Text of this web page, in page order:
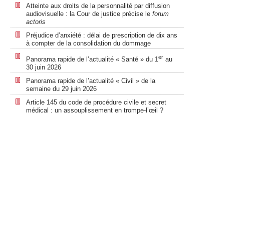
Atteinte aux droits de la personnalité par diffusion
audiovisuelle : la Cour de justice précise le forum
actoris
Préjudice d’anxiété : délai de prescription de dix ans
à compter de la consolidation du dommage
Panorama rapide de l’actualité « Santé » du 1er au
30 juin 2026
Panorama rapide de l’actualité « Civil » de la
semaine du 29 juin 2026
Article 145 du code de procédure civile et secret
médical : un assouplissement en trompe-l’œil ?